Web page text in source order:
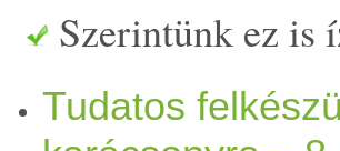
okoz a nagy
egészség telenétel
Szerintünk ez
Tudatos